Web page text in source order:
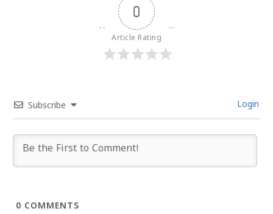
0
Article Rating
Subscribe Login
0 COMMENTS